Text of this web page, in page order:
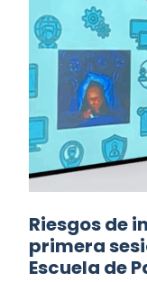
Riesgos de
primera
Escuela de